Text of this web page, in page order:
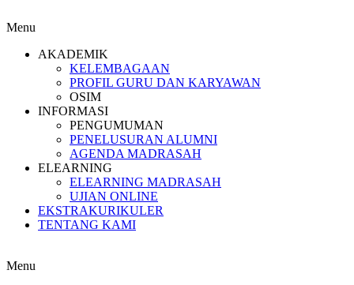
Menu
AKADEMIK
KELEMBAGAAN
PROFIL GURU DAN KARYAWAN
OSIM
INFORMASI
PENGUMUMAN
PENELUSURAN ALUMNI
AGENDA MADRASAH
ELEARNING
ELEARNING MADRASAH
UJIAN ONLINE
EKSTRAKURIKULER
TENTANG KAMI
Menu